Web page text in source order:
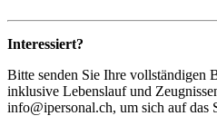
Interessiert?
Bitte senden Sie Ihre vollständigen
inklusive Lebenslauf und
info@ipersonal.ch, um sich auf das